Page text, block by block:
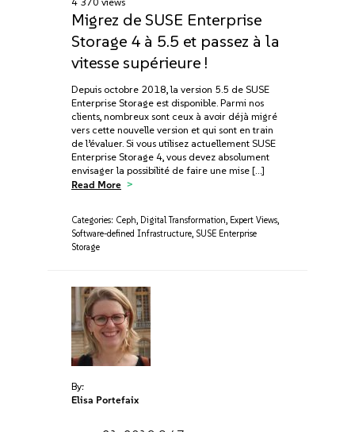
Migrez de SUSE Enterprise
Storage 4 à 5.5 et passez à la
vitesse supérieure !
Depuis octobre 2018, la version 5.5 de SUSE
Enterprise Storage est disponible. Parmi nos
clients, nombreux sont ceux à avoir déjà migré
vers cette nouvelle version et qui sont en train
de l’évaluer. Si vous utilisez actuellement SUSE
Enterprise Storage 4, vous devez absolument
envisager la possibilité de faire une mise […]
Read More
Categories: Ceph, Digital Transformation, Expert Views,
Software-defined Infrastructure, SUSE Enterprise
Storage
By:
Elisa Portefaix